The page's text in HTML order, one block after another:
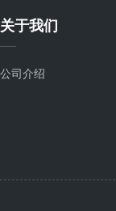
关于我们
公司介绍